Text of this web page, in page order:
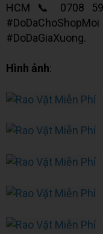
HCM 📞 0708
#DoDaGiaXuong.
Hình ảnh: